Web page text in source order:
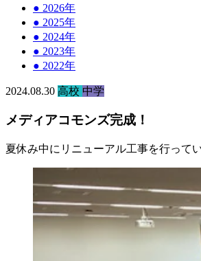
● 2026年
● 2025年
● 2024年
● 2023年
● 2022年
2024.08.30 高校 中学
メディアコモンズ完成！
夏休み中にリニューアル工事を行って